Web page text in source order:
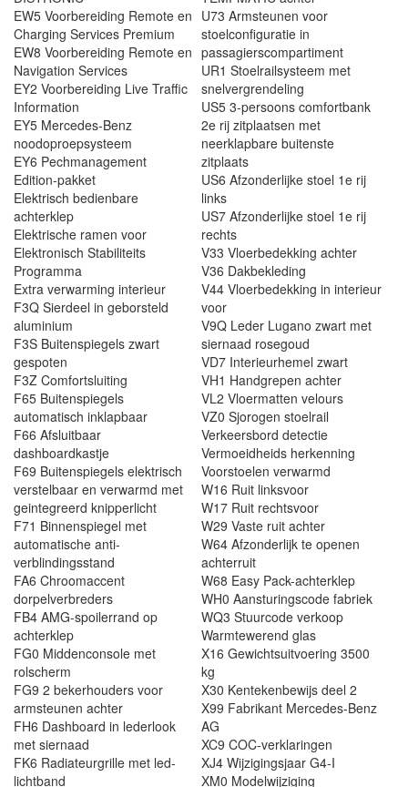
EW5 Voorbereiding Remote en
Charging Services Premium
EW8 Voorbereiding Remote en
Navigation Services
EY2 Voorbereiding Live Traffic
Information
EY5 Mercedes-Benz
noodoproepsysteem
EY6 Pechmanagement
Edition-pakket
Elektrisch bedienbare
achterklep
Elektrische ramen voor
Elektronisch Stabiliteits
Programma
Extra verwarming interieur
F3Q Sierdeel in geborsteld
aluminium
F3S Buitenspiegels zwart
gespoten
F3Z Comfortsluiting
F65 Buitenspiegels
automatisch inklapbaar
F66 Afsluitbaar
dashboardkastje
F69 Buitenspiegels elektrisch
verstelbaar en verwarmd met
geintegreerd knipperlicht
F71 Binnenspiegel met
automatische anti-
verblindingsstand
FA6 Chroomaccent
dorpelverbreders
FB4 AMG-spoilerrand op
achterklep
FG0 Middenconsole met
rolscherm
FG9 2 bekerhouders voor
armsteunen achter
FH6 Dashboard in lederlook
met siernaad
FK6 Radiateurgrille met led-
lichtband
U73 Armsteunen voor
stoelconfiguratie in
passagierscompartiment
UR1 Stoelrailsysteem met
snelvergrendeling
US5 3-persoons comfortbank
2e rij zitplaatsen met
neerklapbare buitenste
zitplaats
US6 Afzonderlijke stoel 1e rij
links
US7 Afzonderlijke stoel 1e rij
rechts
V33 Vloerbedekking achter
V36 Dakbekleding
V44 Vloerbedekking in interieur
voor
V9Q Leder Lugano zwart met
siernaad rosegoud
VD7 Interieurhemel zwart
VH1 Handgrepen achter
VL2 Vloermatten velours
VZ0 Sjorogen stoelrail
Verkeersbord detectie
Vermoeidheids herkenning
Voorstoelen verwarmd
W16 Ruit linksvoor
W17 Ruit rechtsvoor
W29 Vaste ruit achter
W64 Afzonderlijk te openen
achterruit
W68 Easy Pack-achterklep
WH0 Aansturingscode fabriek
WQ3 Stuurcode verkoop
Warmtewerend glas
X16 Gewichtsuitvoering 3500
kg
X30 Kentekenbewijs deel 2
X99 Fabrikant Mercedes-Benz
AG
XC9 COC-verklaringen
XJ4 Wijzigingsjaar G4-I
XM0 Modelwijziging